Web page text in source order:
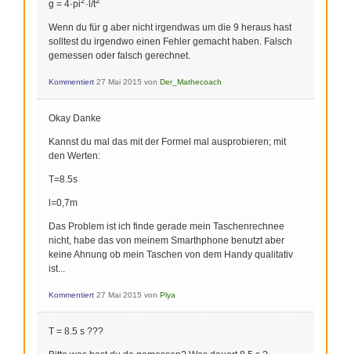
g = 4·pi ·l/t
Wenn du für g aber nicht irgendwas um die 9 heraus hast
solltest du irgendwo einen Fehler gemacht haben. Falsch
gemessen oder falsch gerechnet.
Kommentiert 27 Mai 2015 von Der_Mathecoach
Okay Danke
Kannst du mal das mit der Formel mal ausprobieren; mit
den Werten:
T=8.5s
l=0,7m
Das Problem ist ich finde gerade mein Taschenrechnee
nicht, habe das von meinem Smarthphone benutzt aber
keine Ahnung ob mein Taschen von dem Handy qualitativ
ist...
Kommentiert 27 Mai 2015 von Plya
T = 8.5 s ???